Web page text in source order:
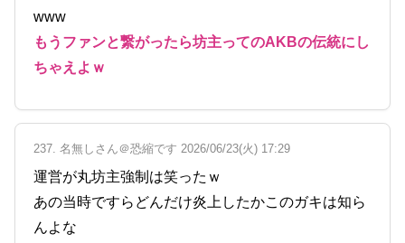
www
もうファンと繋がったら坊主ってのAKBの伝統にし
ちゃえよｗ
237. 名無しさん＠恐縮です 2026/06/23(火) 17:29
運営が丸坊主強制は笑ったｗ
あの当時ですらどんだけ炎上したかこのガキは知ら
んよな